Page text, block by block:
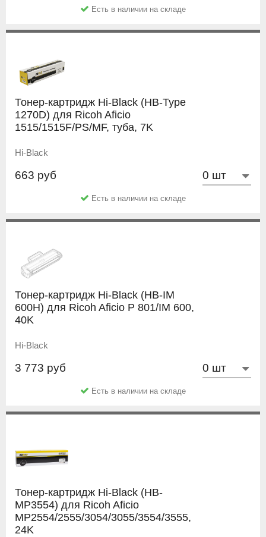
Есть в наличии на складе
Тонер-картридж Hi-Black (HB-Type
1270D) для Ricoh Aficio
1515/1515F/PS/MF, туба, 7K
Hi-Black
663 руб
Есть в наличии на складе
Тонер-картридж Hi-Black (HB-IM
600H) для Ricoh Aficio P 801/IM 600,
40K
Hi-Black
3 773 руб
Есть в наличии на складе
Тонер-картридж Hi-Black (HB-
MP3554) для Ricoh Aficio
MP2554/2555/3054/3055/3554/3555,
24K